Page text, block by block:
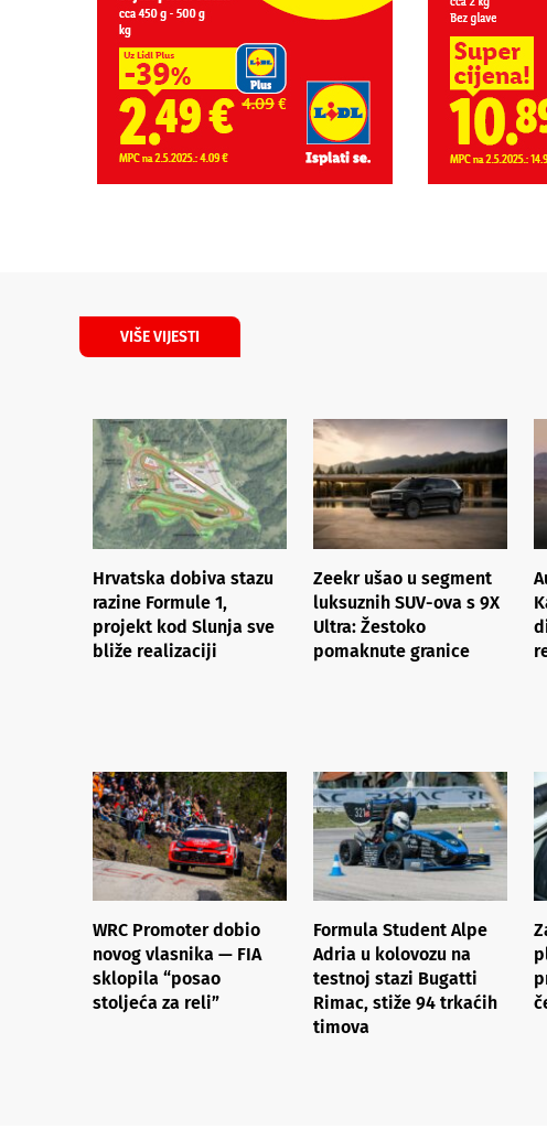
VIŠE VIJESTI
Hrvatska dobiva stazu
razine Formule 1,
projekt kod Slunja sve
bliže realizaciji
Zeekr ušao u segment
luksuznih SUV-ova s 9X
Ultra: Žestoko
pomaknute granice
WRC Promoter dobio
novog vlasnika — FIA
sklopila “posao
stoljeća za reli”
Formula Student Alpe
Adria u kolovozu na
testnoj stazi Bugatti
Rimac, stiže 94 trkaćih
timova